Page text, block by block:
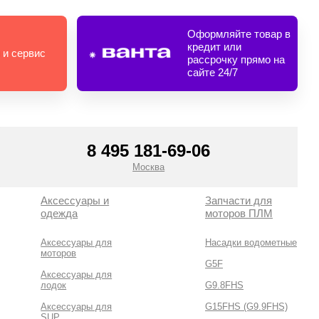
и сервис
Оформляйте товар в
кредит или
рассрочку прямо на
сайте 24/7
8 495 181-69-06
Москва
Аксессуары и
одежда
Аксессуары для
моторов
Аксессуары для
лодок
Аксессуары для
Запчасти для
моторов ПЛМ
Насадки водометные
G5F
G9.8FHS
G15FHS (G9.9FHS)